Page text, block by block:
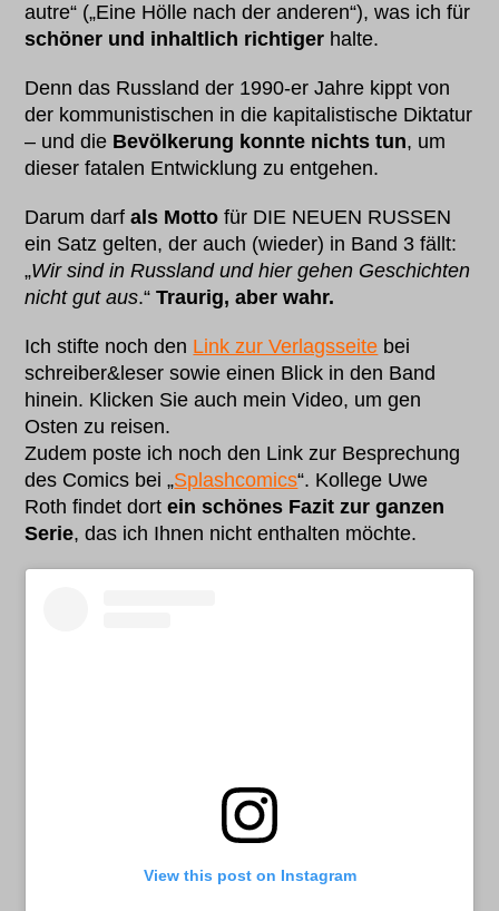
autre“ („Eine Hölle nach der anderen“), was ich für
schöner und inhaltlich richtiger halte.
Denn das Russland der 1990-er Jahre kippt von
der kommunistischen in die kapitalistische Diktatur
– und die Bevölkerung konnte nichts tun, um
dieser fatalen Entwicklung zu entgehen.
Darum darfals Motto für DIE NEUEN RUSSEN
ein Satz gelten, der auch (wieder) in Band 3 fällt:
„Wir sind in Russland und hier gehen Geschichten
nicht gut aus.“Traurig, aber wahr.
Ich stifte noch den Link zur Verlagsseite bei
schreiber&leser sowie einen Blick in den Band
hinein. Klicken Sie auch mein Video, um gen
Osten zu reisen.
Zudem poste ich noch den Link zur Besprechung
des Comics bei „Splashcomics“. Kollege Uwe
Roth findet dortein schönes Fazit zur ganzen
Serie, das ich Ihnen nicht enthalten möchte.
View this post on Instagram